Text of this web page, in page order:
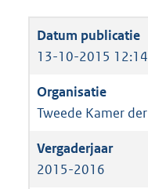
13-10-2015 12:14
Tweede Kamer
2015-2016